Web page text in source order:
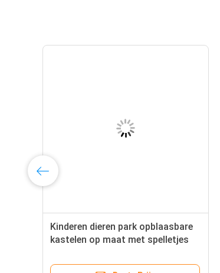
Kinderen dieren park opblaasbare
kastelen op maat met spelletjes